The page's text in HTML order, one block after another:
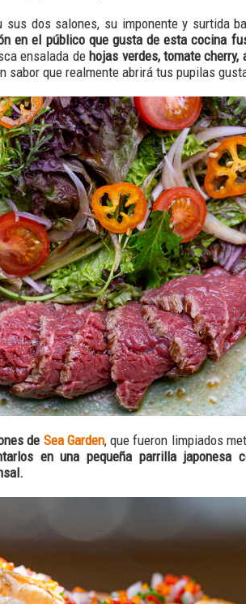
dos salones, su imponente y surtida
en el público que gusta de esta cocina
ensalada dehojas verdes, tomate cherry,
sabor que realmente abrirá tus pupilas
de Sea Garden, que fueron limpiados
en una pequeña parrilla japonesa